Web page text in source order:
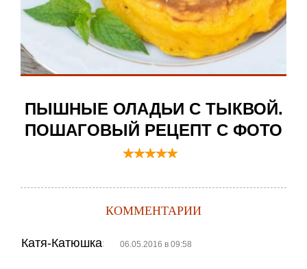
ПЫШНЫЕ ОЛАДЬИ С ТЫКВОЙ.
ПОШАГОВЫЙ РЕЦЕПТ С ФОТО
КОММЕНТАРИИ
Катя-Катюшка: 06.05.2016 в 09:58